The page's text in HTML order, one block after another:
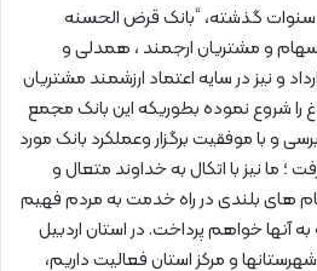
نیز همانند سنوات گذشته، “بانک قرض الحسنه
سهام و مشتریان ارجمند ، همدلی و
و نیز در سایه اعتماد ارزشمند مشتریان
را شروع نموده بطوریکه این بانک مجمع
و با موفقیت برگزار وعملکرد بانک مورد
؛ ما نیز با اتکال به خداوند متعال و
های بلندی در راه خدمت به مردم فهیم
به آنها خواهم پرداخت. در استان اردبیل
در سطح شهرستانها و مرکز استان فعالیت داریم،